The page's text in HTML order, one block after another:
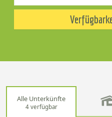
Alle Unterkünfte
4 verfügbar